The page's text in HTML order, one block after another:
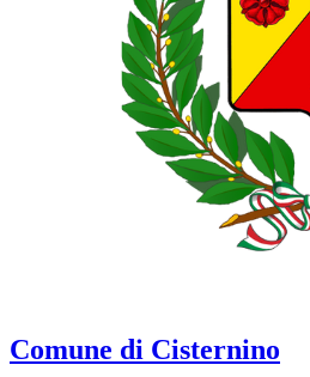
Comune di Cisternino